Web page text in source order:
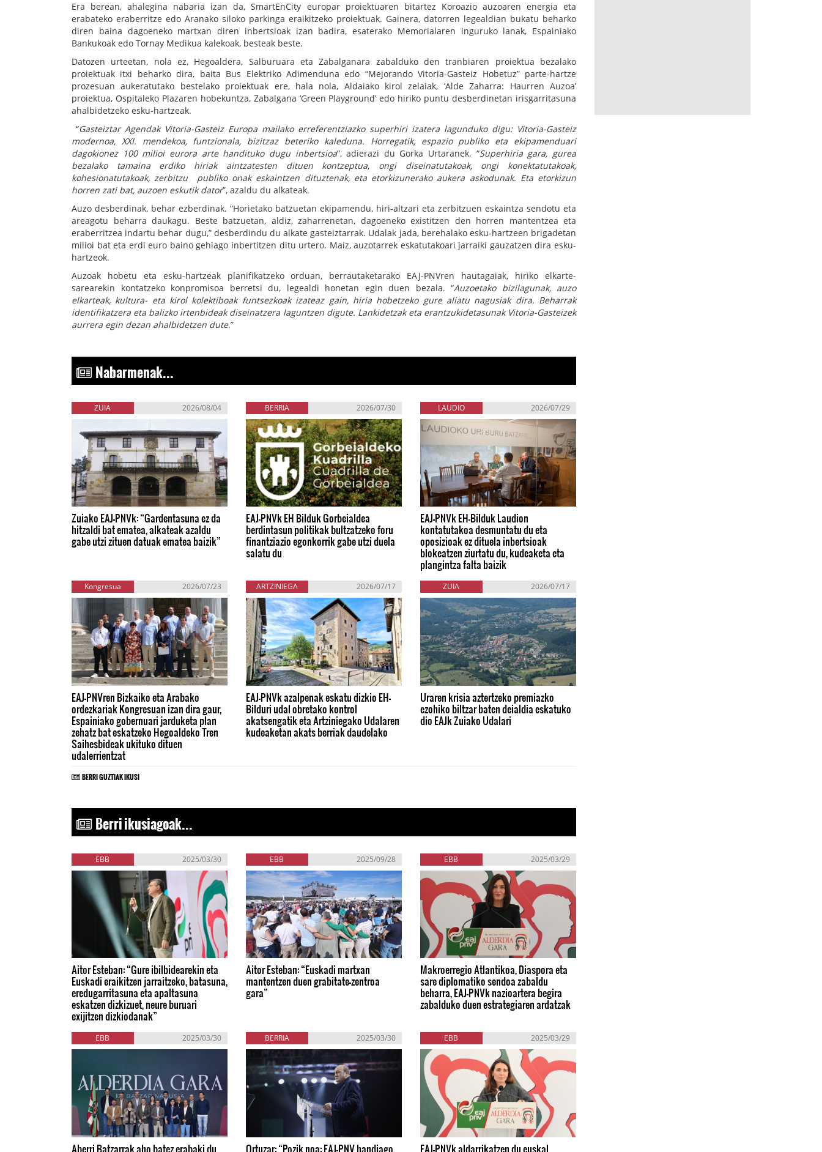
Era berean, ahalegina nabaria izan da, SmartEnCity europar proiektuaren bitartez Koroazio auzoaren energia eta
erabateko eraberritze edo Aranako siloko parkinga eraikitzeko proiektuak. Gainera, datorren legealdian bukatu beharko
diren baina dagoeneko martxan diren inbertsioak izan badira, esaterako Memorialaren inguruko lanak, Espainiako
Bankukoak edo Tornay Medikua kalekoak, besteak beste.
Datozen urteetan, nola ez, Hegoaldera, Salburuara eta Zabalganara zabalduko den tranbiaren proiektua bezalako
proiektuak itxi beharko dira, baita Bus Elektriko Adimenduna edo “Mejorando Vitoria-Gasteiz Hobetuz” parte-hartze
prozesuan aukeratutako bestelako proiektuak ere, hala nola, Aldaiako kirol zelaiak, ‘Alde Zaharra: Haurren Auzoa’
proiektua, Ospitaleko Plazaren hobekuntza, Zabalgana ‘Green Playground’ edo hiriko puntu desberdinetan irisgarritasuna
ahalbidetzeko esku-hartzeak.
“Gasteiztar Agendak Vitoria-Gasteiz Europa mailako erreferentziazko superhiri izatera lagunduko digu: Vitoria-Gasteiz
modernoa, XXI. mendekoa, funtzionala, bizitzaz beteriko kaleduna. Horregatik, espazio publiko eta ekipamenduari
dagokionez 100 milioi eurora arte handituko dugu inbertsioa”, adierazi du Gorka Urtaranek. “Superhiria gara, gurea
bezalako tamaina erdiko hiriak aintzatesten dituen kontzeptua, ongi diseinatutakoak, ongi konektatutakoak,
kohesionatutakoak, zerbitzu publiko onak eskaintzen dituztenak, eta etorkizunerako aukera askodunak. Eta etorkizun
horren zati bat, auzoen eskutik dator”, azaldu du alkateak.
Auzo desberdinak, behar ezberdinak. “Horietako batzuetan ekipamendu, hiri-altzari eta zerbitzuen eskaintza sendotu eta
areagotu beharra daukagu. Beste batzuetan, aldiz, zaharrenetan, dagoeneko existitzen den horren mantentzea eta
eraberritzea indartu behar dugu,” desberdindu du alkate gasteiztarrak. Udalak jada, berehalako esku-hartzeen brigadetan
milioi bat eta erdi euro baino gehiago inbertitzen ditu urtero. Maiz, auzotarrek eskatutakoari jarraiki gauzatzen dira esku-
hartzeok.
Auzoak hobetu eta esku-hartzeak planifikatzeko orduan, berrautaketarako EAJ-PNVren hautagaiak, hiriko elkarte-
sarearekin kontatzeko konpromisoa berretsi du, legealdi honetan egin duen bezala. “Auzoetako bizilagunak, auzo
elkarteak, kultura- eta kirol kolektiboak funtsezkoak izateaz gain, hiria hobetzeko gure aliatu nagusiak dira. Beharrak
identifikatzera eta balizko irtenbideak diseinatzera laguntzen digute. Lankidetzak eta erantzukidetasunak Vitoria-Gasteizek
aurrera egin dezan ahalbidetzen dute.”
Nabarmenak...
ZUIA 2026/08/04
Zuiako EAJ-PNVk: “Gardentasuna ez da
hitzaldi bat ematea, alkateak azaldu
gabe utzi zituen datuak ematea baizik”
BERRIA 2026/07/30
EAJ-PNVk EH Bilduk Gorbeialdea
berdintasun politikak bultzatzeko foru
finantziazio egonkorrik gabe utzi duela
salatu du
LAUDIO 2026/07/29
EAJ-PNVk EH-Bilduk Laudion
kontatutakoa desmuntatu du eta
oposizioak ez dituela inbertsioak
blokeatzen ziurtatu du, kudeaketa eta
plangintza falta baizik
Kongresua 2026/07/23
EAJ-PNVren Bizkaiko eta Arabako
ordezkariak Kongresuan izan dira gaur,
Espainiako gobernuari jarduketa plan
zehatz bat eskatzeko Hegoaldeko Tren
Saihesbideak ukituko dituen
udalerrientzat
ARTZINIEGA 2026/07/17
EAJ-PNVk azalpenak eskatu dizkio EH-
Bilduri udal obretako kontrol
akatsengatik eta Artziniegako Udalaren
kudeaketan akats berriak daudelako
ZUIA 2026/07/17
Uraren krisia aztertzeko premiazko
ezohiko biltzar baten deialdia eskatuko
dio EAJk Zuiako Udalari
BERRI GUZTIAK IKUSI
Berri ikusiagoak...
EBB 2025/03/30
Aitor Esteban: “Gure ibilbidearekin eta
Euskadi eraikitzen jarraitzeko, batasuna,
eredugarritasuna eta apaltasuna
eskatzen dizkizuet, neure buruari
exijitzen dizkiodanak”
EBB 2025/09/28
Aitor Esteban: “Euskadi martxan
mantentzen duen grabitate-zentroa
gara”
EBB 2025/03/29
Makroerregio Atlantikoa, Diaspora eta
sare diplomatiko sendoa zabaldu
beharra, EAJ-PNVk nazioartera begira
zabalduko duen estrategiaren ardatzak
EBB 2025/03/30
Aberri Batzarrak aho batez erabaki du
BERRIA 2025/03/30
Ortuzar: “Pozik noa: EAJ-PNV handiago
EBB 2025/03/29
EAJ-PNVk aldarrikatzen du euskal